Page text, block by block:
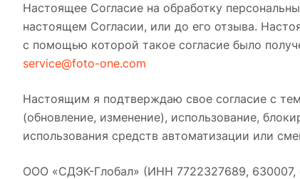
Настоящее Согласие на обработку
настоящем Согласии, или до его отзыва.
с помощью которой такое согласие было
service@foto-one.com
Настоящим я подтверждаю свое согласие с
(обновление, изменение), использование,
использования средств автоматизации или
ООО «СДЭК-Глобал» (ИНН 7722327689, 630007,